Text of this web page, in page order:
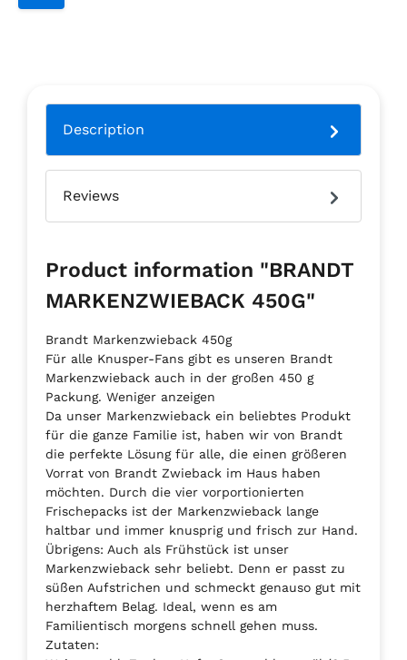
Description
Reviews
Product information "BRANDT
MARKENZWIEBACK 450G"
Brandt Markenzwieback 450g
Für alle Knusper-Fans gibt es unseren Brandt
Markenzwieback auch in der großen 450 g
Packung. Weniger anzeigen
Da unser Markenzwieback ein beliebtes Produkt
für die ganze Familie ist, haben wir von Brandt
die perfekte Lösung für alle, die einen größeren
Vorrat von Brandt Zwieback im Haus haben
möchten. Durch die vier vorportionierten
Frischepacks ist der Markenzwieback lange
haltbar und immer knusprig und frisch zur Hand.
Übrigens: Auch als Frühstück ist unser
Markenzwieback sehr beliebt. Denn er passt zu
süßen Aufstrichen und schmeckt genauso gut mit
herzhaftem Belag. Ideal, wenn es am
Familientisch morgens schnell gehen muss.
Zutaten: